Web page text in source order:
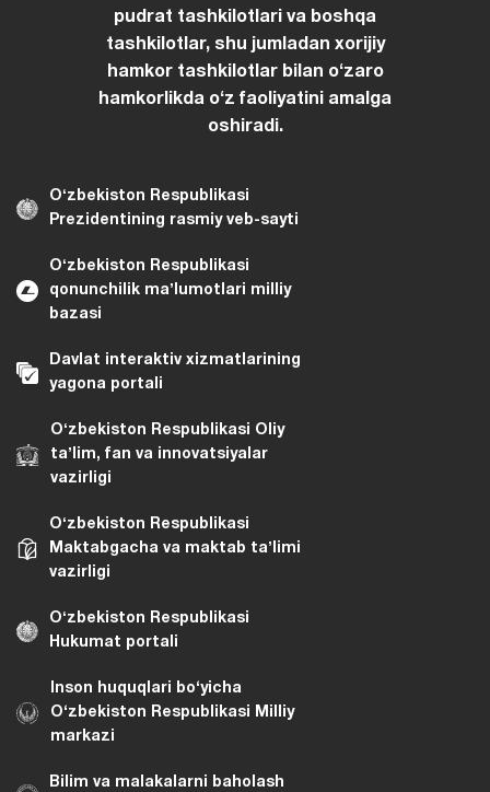
pudrat tashkilotlari va boshqa
tashkilotlar, shu jumladan xorijiy
hamkor tashkilotlar bilan oʻzaro
hamkorlikda oʻz faoliyatini amalga
oshiradi.
Oʻzbekiston Respublikasi
Prezidentining rasmiy veb-sayti
Oʻzbekiston Respublikasi
qonunchilik maʼlumotlari milliy
bazasi
Davlat interaktiv xizmatlarining
yagona portali
Oʻzbekiston Respublikasi Oliy
taʼlim, fan va innovatsiyalar
vazirligi
Oʻzbekiston Respublikasi
Maktabgacha va maktab taʼlimi
vazirligi
Oʻzbekiston Respublikasi
Hukumat portali
Inson huquqlari bo‘yicha
O‘zbekiston Respublikasi Milliy
markazi
Bilim va malakalarni baholash